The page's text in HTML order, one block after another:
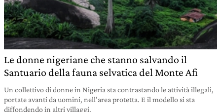
Le donne nigeriane che stanno salvando il
Santuario della fauna selvatica del Monte Afi
Un collettivo di donne in Nigeria sta contrastando le attività illegali,
portate avanti da uomini, nell’area protetta. E il modello si sta
diffondendo in altri villaggi.